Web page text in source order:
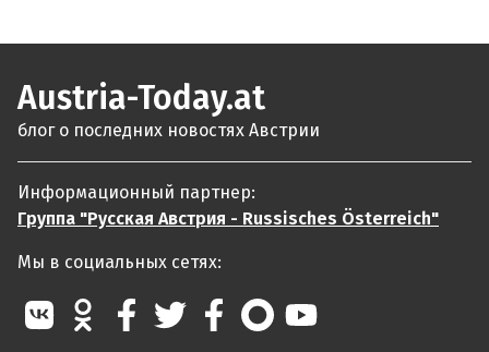
Austria-Today.at
блог о последних новостях Австрии
Информационный партнер:
Группа "Русская Австрия - Russisches Österreich"
Мы в социальных сетях: